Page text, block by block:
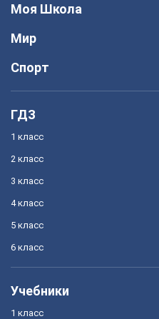
Моя Школа
Мир
Спорт
ГДЗ
1 класс
2 класс
3 класс
4 класс
5 класс
6 класс
Учебники
1 класс